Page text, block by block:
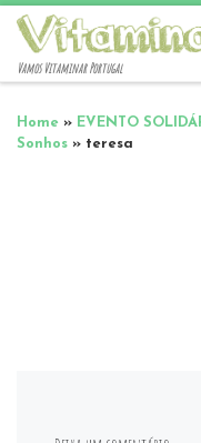
Vamos Vitaminar Portugal
Home » EVENTO
Sonhos » teresa